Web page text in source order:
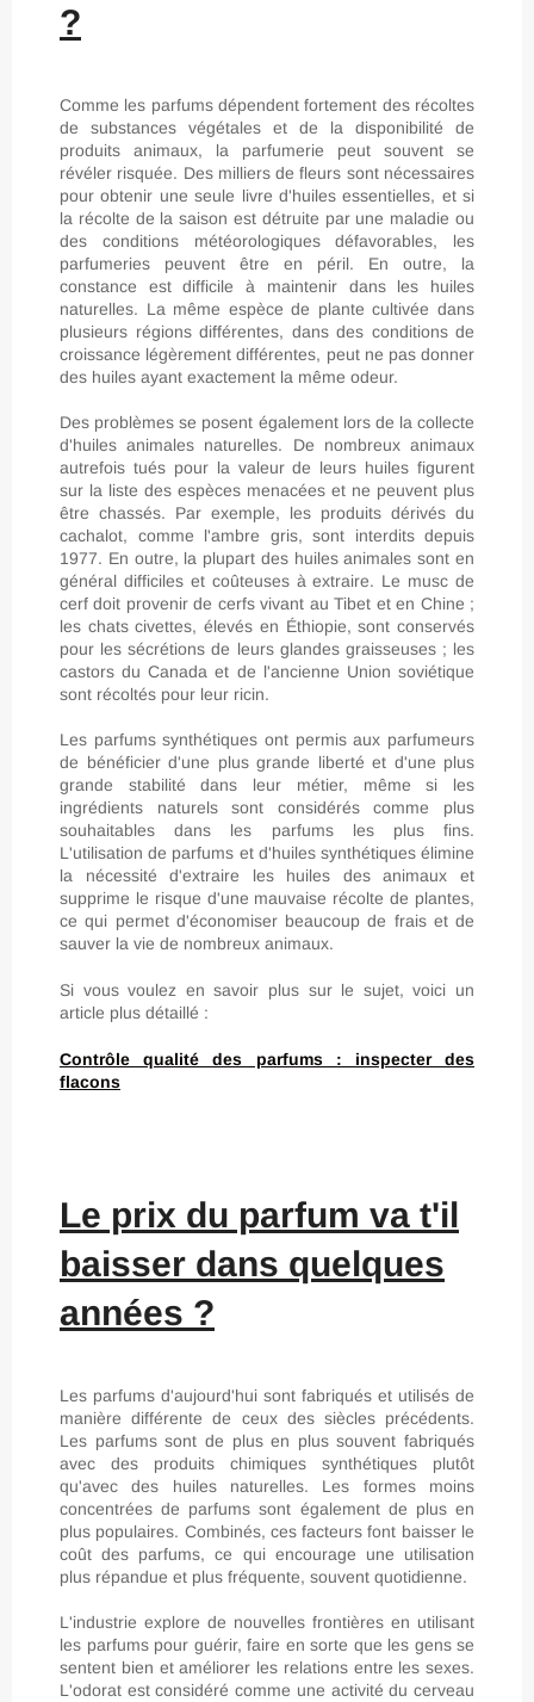
?
Comme les parfums dépendent fortement des récoltes
de substances végétales et de la disponibilité de
produits animaux, la parfumerie peut souvent se
révéler risquée. Des milliers de fleurs sont nécessaires
pour obtenir une seule livre d'huiles essentielles, et si
la récolte de la saison est détruite par une maladie ou
des conditions météorologiques défavorables, les
parfumeries peuvent être en péril. En outre, la
constance est difficile à maintenir dans les huiles
naturelles. La même espèce de plante cultivée dans
plusieurs régions différentes, dans des conditions de
croissance légèrement différentes, peut ne pas donner
des huiles ayant exactement la même odeur.
Des problèmes se posent également lors de la collecte
d'huiles animales naturelles. De nombreux animaux
autrefois tués pour la valeur de leurs huiles figurent
sur la liste des espèces menacées et ne peuvent plus
être chassés. Par exemple, les produits dérivés du
cachalot, comme l'ambre gris, sont interdits depuis
1977. En outre, la plupart des huiles animales sont en
général difficiles et coûteuses à extraire. Le musc de
cerf doit provenir de cerfs vivant au Tibet et en Chine ;
les chats civettes, élevés en Éthiopie, sont conservés
pour les sécrétions de leurs glandes graisseuses ; les
castors du Canada et de l'ancienne Union soviétique
sont récoltés pour leur ricin.
Les parfums synthétiques ont permis aux parfumeurs
de bénéficier d'une plus grande liberté et d'une plus
grande stabilité dans leur métier, même si les
ingrédients naturels sont considérés comme plus
souhaitables dans les parfums les plus fins.
L'utilisation de parfums et d'huiles synthétiques élimine
la nécessité d'extraire les huiles des animaux et
supprime le risque d'une mauvaise récolte de plantes,
ce qui permet d'économiser beaucoup de frais et de
sauver la vie de nombreux animaux.
Si vous voulez en savoir plus sur le sujet, voici un
article plus détaillé :
Contrôle qualité des parfums : inspecter des
flacons
Le prix du parfum va t'il
baisser dans quelques
années ?
Les parfums d'aujourd'hui sont fabriqués et utilisés de
manière différente de ceux des siècles précédents.
Les parfums sont de plus en plus souvent fabriqués
avec des produits chimiques synthétiques plutôt
qu'avec des huiles naturelles. Les formes moins
concentrées de parfums sont également de plus en
plus populaires. Combinés, ces facteurs font baisser le
coût des parfums, ce qui encourage une utilisation
plus répandue et plus fréquente, souvent quotidienne.
L'industrie explore de nouvelles frontières en utilisant
les parfums pour guérir, faire en sorte que les gens se
sentent bien et améliorer les relations entre les sexes.
L'odorat est considéré comme une activité du cerveau